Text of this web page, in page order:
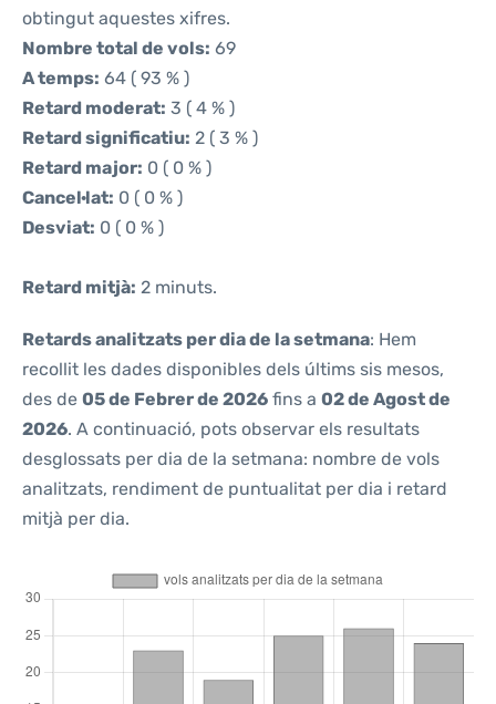
obtingut aquestes xifres.
Nombre total de vols: 69
A temps: 64 ( 93 % )
Retard moderat: 3 ( 4 % )
Retard significatiu: 2 ( 3 % )
Retard major: 0 ( 0 % )
Cancel·lat: 0 ( 0 % )
Desviat: 0 ( 0 % )
Retard mitjà: 2 minuts.
Retards analitzats per dia de la setmana: Hem
recollit les dades disponibles dels últims sis mesos,
des de 05 de Febrer de 2026 fins a 02 de Agost de
2026. A continuació, pots observar els resultats
desglossats per dia de la setmana: nombre de vols
analitzats, rendiment de puntualitat per dia i retard
mitjà per dia.